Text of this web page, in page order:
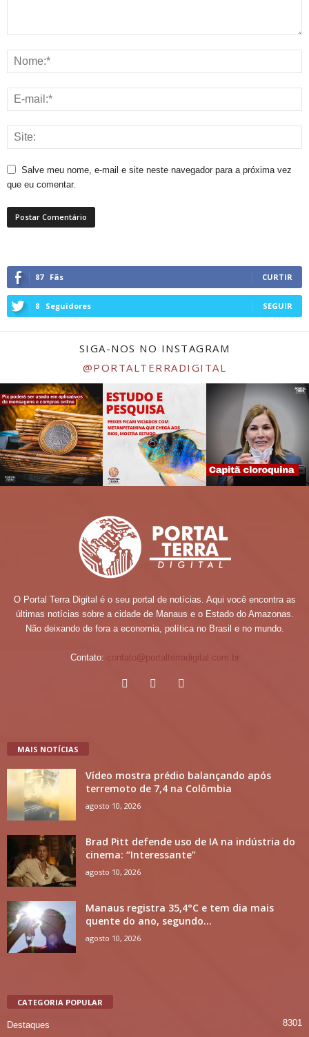
Salve meu nome, e-mail e site neste navegador para a próxima vez
que eu comentar.
87 Fãs CURTIR
8 Seguidores SEGUIR
SIGA-NOS NO INSTAGRAM
@PORTALTERRADIGITAL
O Portal Terra Digital é o seu portal de notícias. Aqui você encontra as
últimas notícias sobre a cidade de Manaus e o Estado do Amazonas.
Não deixando de fora a economia, política no Brasil e no mundo.
Contato: contato@portalterradigital.com.br
MAIS NOTÍCIAS
Vídeo mostra prédio balançando após
terremoto de 7,4 na Colômbia
agosto 10, 2026
Brad Pitt defende uso de IA na indústria do
cinema: “Interessante”
agosto 10, 2026
Manaus registra 35,4°C e tem dia mais
quente do ano, segundo...
agosto 10, 2026
CATEGORIA POPULAR
Destaques 8301